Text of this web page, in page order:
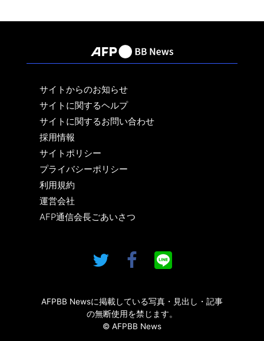
サイトからのお知らせ
サイトに関するヘルプ
サイトに関するお問い合わせ
採用情報
サイトポリシー
プライバシーポリシー
利用規約
運営会社
AFP通信会長ごあいさつ
AFPBB Newsに掲載している写真・見出し・記事
の無断使用を禁じます。
© AFPBB News